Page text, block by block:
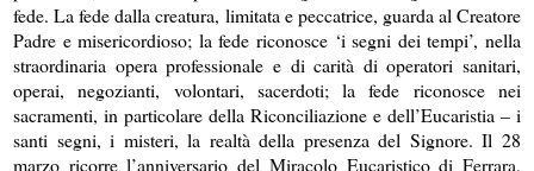
fede. La fede dalla creatura, limitata e peccatrice, guarda al Creatore
Padre e misericordioso; la fede riconosce ‘i segni dei tempi’, nella
straordinaria opera professionale e di carità di operatori sanitari,
operai, negozianti, volontari, sacerdoti; la fede riconosce nei
sacramenti, in particolare della Riconciliazione e dell’Eucaristia – i
santi segni, i misteri, la realtà della presenza del Signore. Il 28
marzo ricorre l’anniversario del Miracolo Eucaristico di Ferrara,